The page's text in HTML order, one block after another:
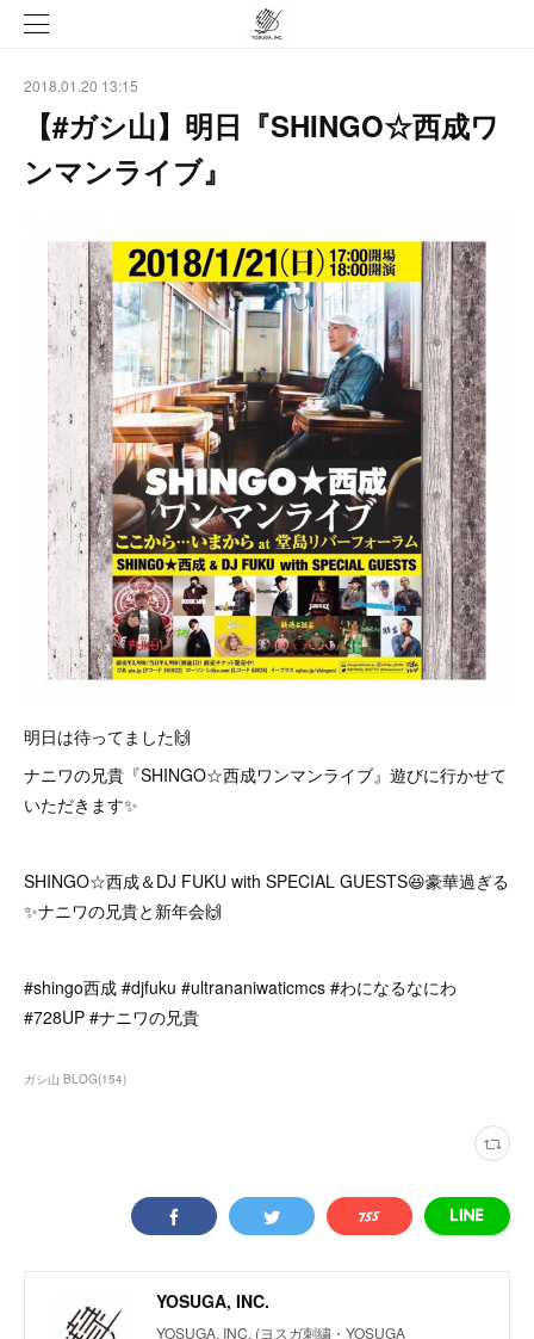
2018.01.20 13:15
【#ガシ山】明日『SHINGO☆西成ワ
ンマンライブ』
明日は待ってました🙌
ナニワの兄貴『SHINGO☆西成ワンマンライブ』遊びに行かせて
いただきます✨
SHINGO☆西成＆DJ FUKU with SPECIAL GUESTS😆豪華過ぎる
✨ナニワの兄貴と新年会🙌
#shingo西成 #djfuku #ultrananiwaticmcs #わになるなにわ
#728UP #ナニワの兄貴
ガシ山 BLOG(154)
YOSUGA, INC.
YOSUGA, INC. (ヨスガ刺繍・YOSUGA